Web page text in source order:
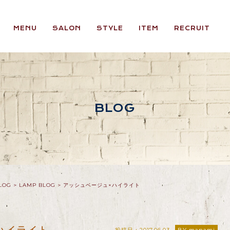
MENU SALON STYLE ITEM RECRUIT
BLOG
> LAMP BLOG > アッシュベージュ×ハイライト